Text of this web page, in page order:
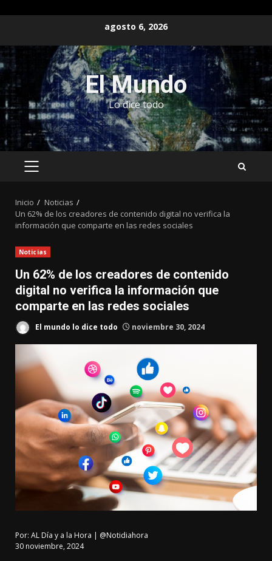
contenido
agosto 6, 2026
El Mundo
Lo dice todo
MENÚ
Inicio
Noticias
Un 62% de los creadores de contenido digital no verifica la
información que comparte en las redes sociales
Noticias
Un 62% de los creadores de contenido
digital no verifica la información que
comparte en las redes sociales
El mundo lo dice todo noviembre 30, 2024
Por: AL Día y a la Hora | @Notidiahora
30 noviembre, 2024